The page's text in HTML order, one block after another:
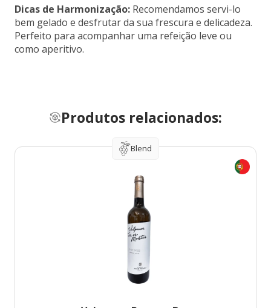
Dicas de Harmonização: Recomendamos servi-lo
bem gelado e desfrutar da sua frescura e delicadeza.
Perfeito para acompanhar uma refeição leve ou
como aperitivo.
Produtos relacionados:
Blend